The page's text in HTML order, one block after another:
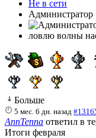
Не в сети
Администратор
ловлю волны
Больше
5 мес. 6 дн. назад
AnnTenna ответил в
Итоги февраля